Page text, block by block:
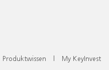
Produktwissen | My KeyInvest